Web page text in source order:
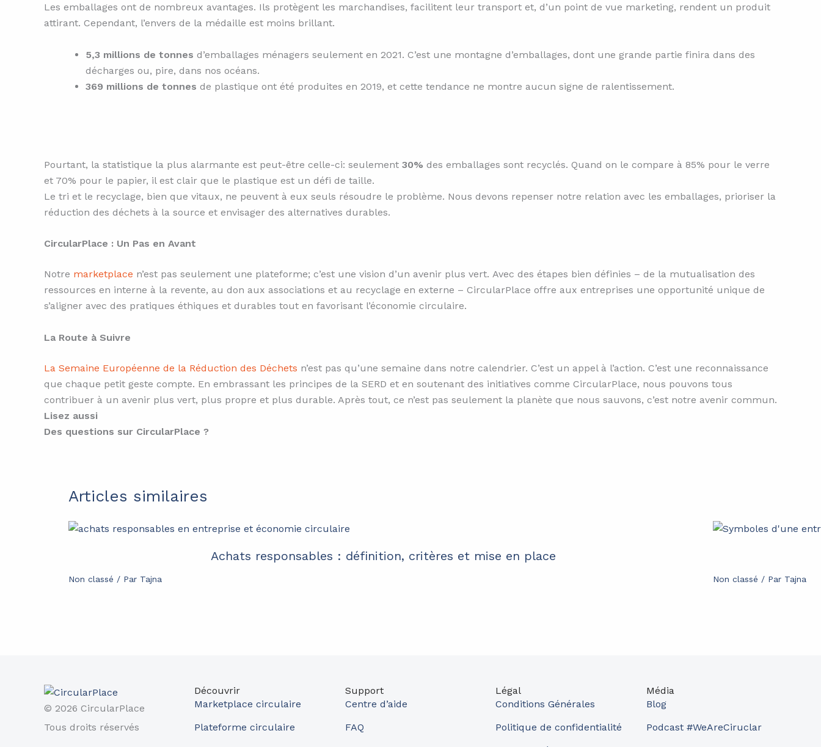
Les emballages ont de nombreux avantages. Ils protègent les marchandises, facilitent leur transport et, d’un point de vue marketing, rendent un produit
attirant. Cependant, l’envers de la médaille est moins brillant.
5,3 millions de tonnes d’emballages ménagers seulement en 2021. C’est une montagne d’emballages, dont une grande partie finira dans des
décharges ou, pire, dans nos océans.
369 millions de tonnes de plastique ont été produites en 2019, et cette tendance ne montre aucun signe de ralentissement.
Pourtant, la statistique la plus alarmante est peut-être celle-ci: seulement 30% des emballages sont recyclés. Quand on le compare à 85% pour le verre
et 70% pour le papier, il est clair que le plastique est un défi de taille.
Le tri et le recyclage, bien que vitaux, ne peuvent à eux seuls résoudre le problème. Nous devons repenser notre relation avec les emballages, prioriser la
réduction des déchets à la source et envisager des alternatives durables.
CircularPlace : Un Pas en Avant
Notre marketplace n’est pas seulement une plateforme; c’est une vision d’un avenir plus vert. Avec des étapes bien définies – de la mutualisation des
ressources en interne à la revente, au don aux associations et au recyclage en externe – CircularPlace offre aux entreprises une opportunité unique de
s’aligner avec des pratiques éthiques et durables tout en favorisant l’économie circulaire.
La Route à Suivre
La Semaine Européenne de la Réduction des Déchets n’est pas qu’une semaine dans notre calendrier. C’est un appel à l’action. C’est une reconnaissance
que chaque petit geste compte. En embrassant les principes de la SERD et en soutenant des initiatives comme CircularPlace, nous pouvons tous
contribuer à un avenir plus vert, plus propre et plus durable. Après tout, ce n’est pas seulement la planète que nous sauvons, c’est notre avenir commun.
Lisez aussi
Des questions sur CircularPlace ?
Articles similaires
Achats responsables : définition, critères et mise en place
Non classé / Par Tajna Non classé / Par Tajna
© 2026 CircularPlace
Tous droits réservés
Découvrir
Marketplace circulaire
Plateforme circulaire
Support
Centre d’aide
FAQ
Légal
Conditions Générales
Politique de confidentialité
Média
Blog
Podcast #WeAreCiruclar